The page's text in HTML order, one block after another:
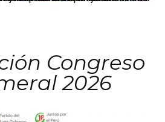
Congreso
2026